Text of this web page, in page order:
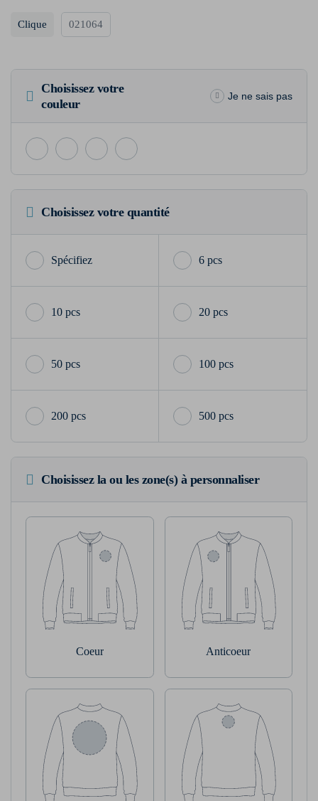
Clique 021064
Choisissez votre
couleur
Je ne sais pas
Choisissez votre quantité
6 pcs
10 pcs 20 pcs
50 pcs 100 pcs
200 pcs 500 pcs
Choisissez la ou les zone(s) à personnaliser
Coeur Anticoeur